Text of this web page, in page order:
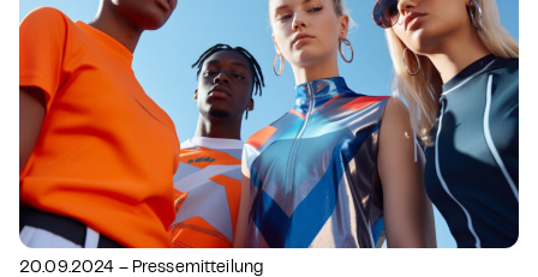
20.09.2024 – Pressemitteilung